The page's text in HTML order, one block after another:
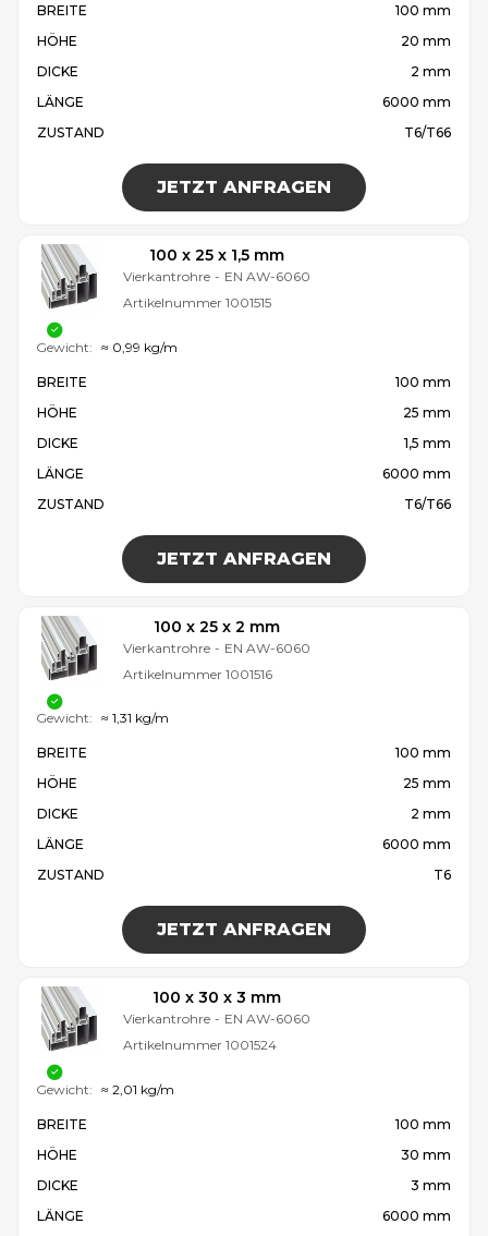
BREITE
100 mm
HÖHE
20 mm
DICKE
2 mm
LÄNGE
6000 mm
ZUSTAND
T6/T66
JETZT ANFRAGEN
100 x 25 x 1,5 mm
Vierkantrohre - EN AW-6060
Artikelnummer 1001515
BREITE
100 mm
HÖHE
25 mm
DICKE
1,5 mm
LÄNGE
6000 mm
ZUSTAND
T6/T66
JETZT ANFRAGEN
Gewicht: ≈ 0,99 kg/m
100 x 25 x 2 mm
Vierkantrohre - EN AW-6060
Artikelnummer 1001516
BREITE
100 mm
HÖHE
25 mm
DICKE
2 mm
LÄNGE
6000 mm
ZUSTAND
T6
JETZT ANFRAGEN
Gewicht: ≈ 1,31 kg/m
100 x 30 x 3 mm
Vierkantrohre - EN AW-6060
Artikelnummer 1001524
BREITE
100 mm
HÖHE
30 mm
DICKE
3 mm
LÄNGE
6000 mm
Gewicht: ≈ 2,01 kg/m